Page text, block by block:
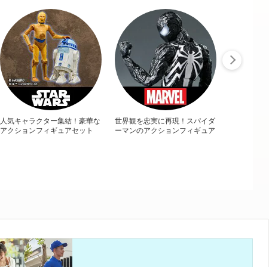
人気キャラクター集結！豪華な
アクションフィギュアセット
世界観を忠実に再現！スパイダ
ーマンのアクションフィギュア